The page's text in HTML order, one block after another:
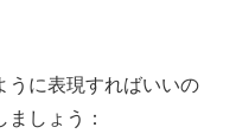
うに表現すればいいの
しょう：